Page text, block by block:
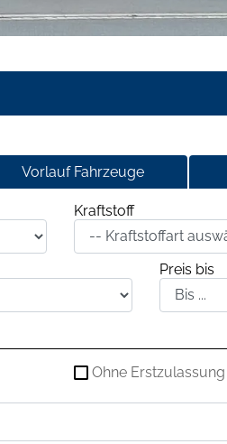
Vorlauf Fahrzeuge
Kraftstoff
Preis bis
Ohne Erstzulassung